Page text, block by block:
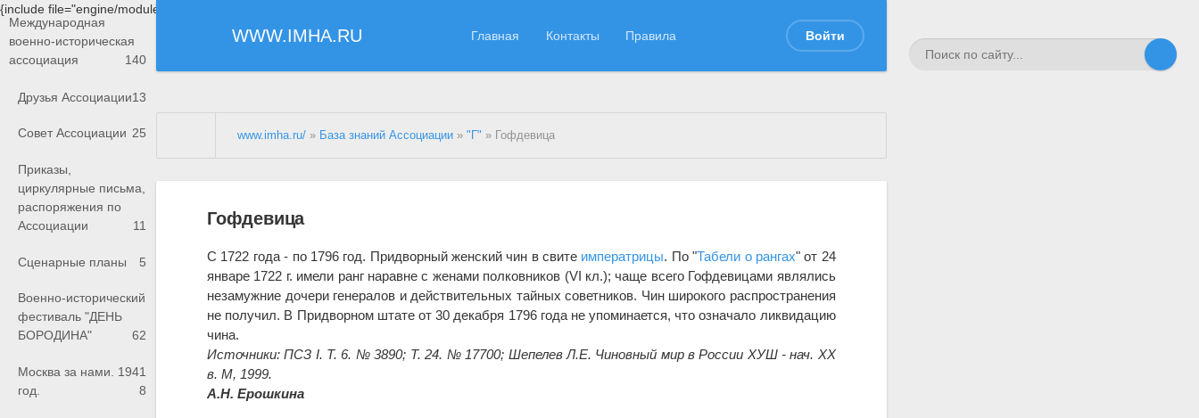
{include file="engine/modules/saperu/head.php"}
WWW.IMHA.RU Главная Контакты Правила Войти
Международная
военно-историческая
ассоциация
140
Друзья Ассоциации13
Совет Ассоциации 25
Приказы,
циркулярные письма,
распоряжения по
Ассоциации
11
Сценарные планы 5
Военно-исторический
фестиваль "ДЕНЬ
БОРОДИНА"
62
Москва за нами. 1941
год.
8
www.imha.ru/ » База знаний Ассоциации »"Г" » Гофдевица
Гофдевица
C 1722 года - по 1796 год. Придворный женский чин в свите императрицы. По "Табели о рангах" от 24
январе 1722 г. имели ранг наравне с женами полковников (VI кл.); чаще всего Гофдевицами являлись
незамужние дочери генералов и действительных тайных советников. Чин широкого распространения
не получил. В Придворном штате от 30 декабря 1796 года не упоминается, что означало ликвидацию
чина.
Источники: ПСЗ I. Т. 6. № 3890; Т. 24. № 17700; Шепелев Л.Е. Чиновный мир в России ХУШ - нач. XX
в. М, 1999.
А.Н. Ерошкина